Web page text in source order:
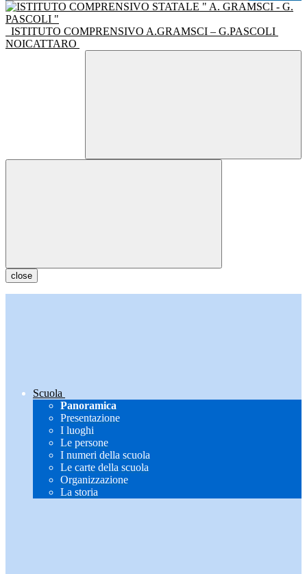
ISTITUTO COMPRENSIVO A.GRAMSCI – G.PASCOLI
NOICATTARO
close
Scuola
Panoramica
Presentazione
I luoghi
Le persone
I numeri della scuola
Le carte della scuola
Organizzazione
La storia